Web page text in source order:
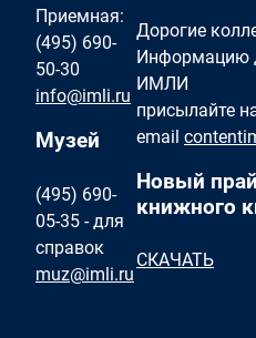
Приемная:
(495) 690-
50-30
info@imli.ru
Музей
(495) 690-
05-35 - для
справок
muz@imli.ru
Дорогие
Информацию
ИМЛИ
присылайте
email
Новый
книжного
СКАЧАТЬ